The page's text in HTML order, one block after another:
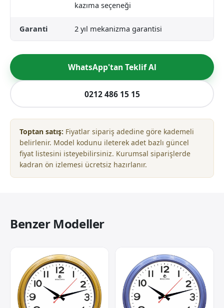
kazıma seçeneği
Garanti 2 yıl mekanizma garantisi
WhatsApp'tan Teklif Al
0212 486 15 15
Toptan satış: Fiyatlar sipariş adedine göre kademeli
belirlenir. Model kodunu ileterek adet bazlı güncel
fiyat listesini isteyebilirsiniz. Kurumsal siparişlerde
kadran ön izlemesi ücretsiz hazırlanır.
Benzer Modeller